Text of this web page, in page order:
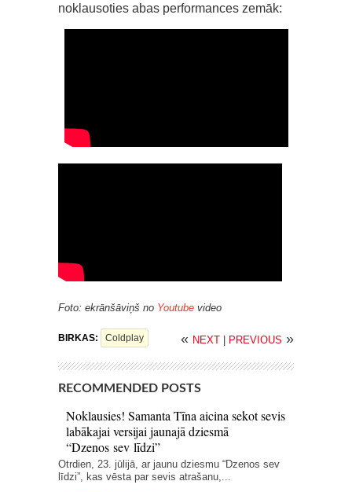
noklausoties abas performances zemāk:
Foto: ekrānšāviņš no Youtube video
BIRKAS: Coldplay « NEXT PREVIOUS »
RECOMMENDED POSTS
Noklausies! Samanta Tīna aicina sekot sevis
labākajai versijai jaunajā dziesmā
“Dzenos sev līdzi”
Otrdien, 23. jūlijā, ar jaunu dziesmu “Dzenos sev
līdzi”, kas vēsta par sevis atrašanu,...